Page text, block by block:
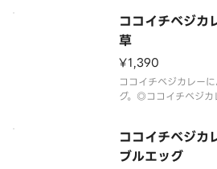
ココイチベジカ
草
¥1,390
ココイチベジカレー
グ。◎ココイチベジカ
原材料が使用されて
ココイチベジカ
ブルエッグ